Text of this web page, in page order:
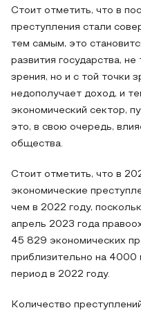
Стоит отметить, что в
преступления стали
тем самым, это
развития государства,
зрения, но и с той точки
недополучает доход, и
экономический сектор,
это, в свою очередь,
общества.
Стоит отметить, что в
экономические
чем в 2022 году,
апрель 2023 года
45 829 экономических
приблизительно на 4000
период в 2022 году.
Количество